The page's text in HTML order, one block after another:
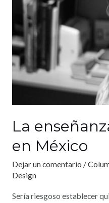
La
en México
Dejar un comentario /
Design
Sería riesgoso establecer